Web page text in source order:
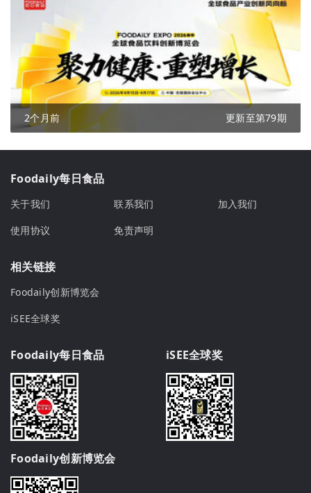
2个月前 更新至第79期
Foodaily每日食品
关于我们 联系我们
加入我们
使用协议
免责声明
相关链接
Foodaily创新博览会
iSEE全球奖
Foodaily每日食品 iSEE全球奖
Foodaily创新博览会